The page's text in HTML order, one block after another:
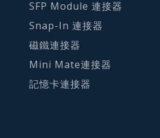
SFP Module 連接器
Snap-In 連接器
磁鐵連接器
Mini Mate連接器
記憶卡連接器